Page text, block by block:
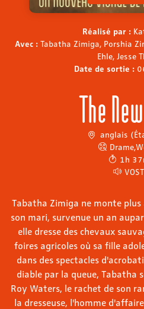
Réalisé par :
Avec : Tabatha Zimiga, Porshia
Ehle, Jesse
Date de sortie :
The
anglais
Drame,
1h
Tabatha Zimiga ne monte
son mari, survenue un an
elle dresse des chevaux
foires agricoles où sa fille
dans des spectacles
diable par la queue, Tabatha
Roy Waters, le rachet de son
la dresseuse, l'homme